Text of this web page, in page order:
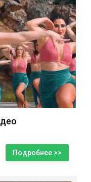
Подробнее >>